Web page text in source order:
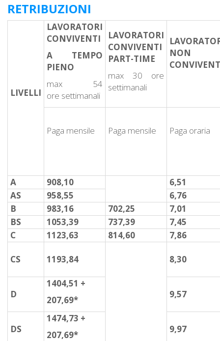
RETRIBUZIONI
LIVELLI
LAVORATORI
CONVIVENTI
A TEMPO
PIENO
max 54
ore settimanali
LAVORATORI
CONVIVENTI
PART-TIME
max 30 ore
settimanali
NON
Paga mensile Paga mensile Paga oraria
A 908,10
6,51
AS
958,55
6,76
B
983,16 702,25
7,01
BS
1053,39 737,39
7,45
C
1123,63 814,60 7,86
CS 1193,84 8,30
D
1404,51 +
207,69*
9,57
DS
1474,73 +
207,69*
9,97